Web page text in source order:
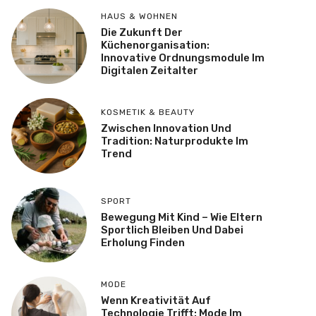
HAUS & WOHNEN
Die Zukunft Der
Küchenorganisation:
Innovative Ordnungsmodule Im
Digitalen Zeitalter
KOSMETIK & BEAUTY
Zwischen Innovation Und
Tradition: Naturprodukte Im
Trend
SPORT
Bewegung Mit Kind – Wie Eltern
Sportlich Bleiben Und Dabei
Erholung Finden
MODE
Wenn Kreativität Auf
Technologie Trifft: Mode Im